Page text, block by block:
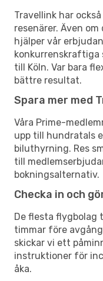
Travellink har
resenärer. Även
hjälper vår
till Köln. Var bara
bättre resultat.
Spara mer med
Våra Prime-
upp till hundratals
biluthyrning. Res
till
bokningsalternativ.
Checka in och
De flesta flygbolag
timmar före
skickar vi ett
instruktioner för
åka.